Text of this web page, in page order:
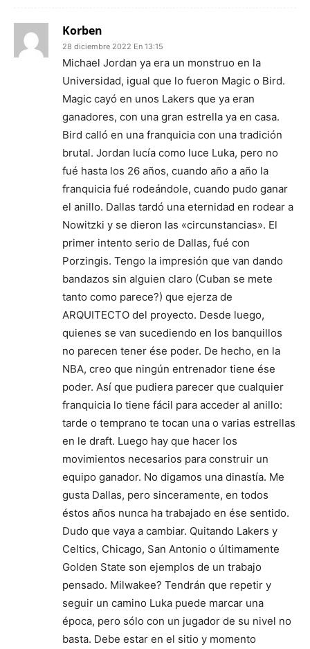
Korben
28 diciembre 2022 En 13:15
Michael Jordan ya era un monstruo en la
Universidad, igual que lo fueron Magic o Bird.
Magic cayó en unos Lakers que ya eran
ganadores, con una gran estrella ya en casa.
Bird calló en una franquicia con una tradición
brutal. Jordan lucía como luce Luka, pero no
fué hasta los 26 años, cuando año a año la
franquicia fué rodeándole, cuando pudo ganar
el anillo. Dallas tardó una eternidad en rodear a
Nowitzki y se dieron las «circunstancias». El
primer intento serio de Dallas, fué con
Porzingis. Tengo la impresión que van dando
bandazos sin alguien claro (Cuban se mete
tanto como parece?) que ejerza de
ARQUITECTO del proyecto. Desde luego,
quienes se van sucediendo en los banquillos
no parecen tener ése poder. De hecho, en la
NBA, creo que ningún entrenador tiene ése
poder. Así que pudiera parecer que cualquier
franquicia lo tiene fácil para acceder al anillo:
tarde o temprano te tocan una o varias estrellas
en le draft. Luego hay que hacer los
movimientos necesarios para construir un
equipo ganador. No digamos una dinastía. Me
gusta Dallas, pero sinceramente, en todos
éstos años nunca ha trabajado en ése sentido.
Dudo que vaya a cambiar. Quitando Lakers y
Celtics, Chicago, San Antonio o últimamente
Golden State son ejemplos de un trabajo
pensado. Milwakee? Tendrán que repetir y
seguir un camino Luka puede marcar una
época, pero sólo con un jugador de su nivel no
basta. Debe estar en el sitio y momento